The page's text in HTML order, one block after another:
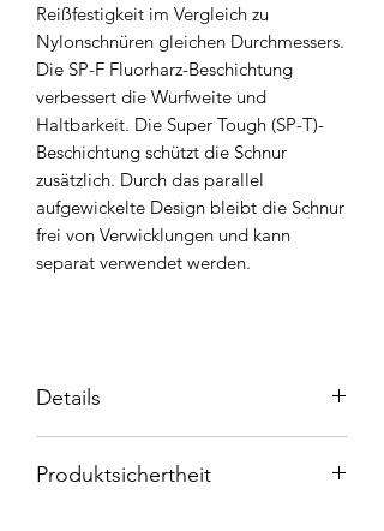
Reißfestigkeit im Vergleich zu
Nylonschnüren gleichen Durchmessers.
Die SP-F Fluorharz-Beschichtung
verbessert die Wurfweite und
Haltbarkeit. Die Super Tough (SP-T)-
Beschichtung schützt die Schnur
zusätzlich. Durch das parallel
aufgewickelte Design bleibt die Schnur
frei von Verwicklungen und kann
separat verwendet werden.
Details
Durchmesser: 0,138 mm
Produktsichertheit